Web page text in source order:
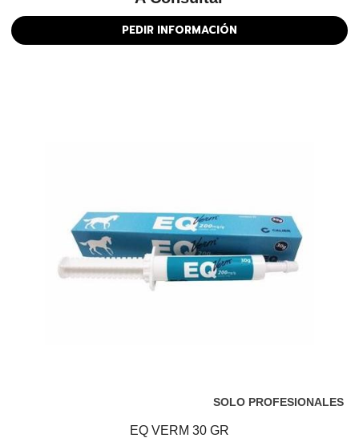
PEDIR INFORMACIÓN
SOLO PROFESIONALES
EQ VERM 30 GR